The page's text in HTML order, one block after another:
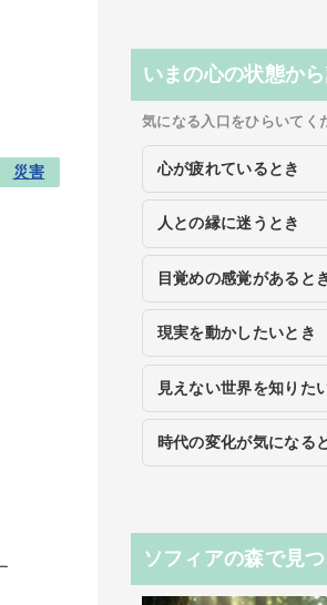
災害
いまの心の状態か
気になる入口をひらいてく
心が疲れているとき
人との縁に迷うとき
目覚めの感覚があると
現実を動かしたいとき
見えない世界を知りた
時代の変化が気になる
ソフィアの森で見